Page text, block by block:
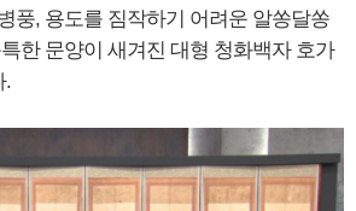
풍, 용도를 짐작하기 어려운 알쏭달쏭
한 문양이 새겨진 대형 청화백자 호가
.